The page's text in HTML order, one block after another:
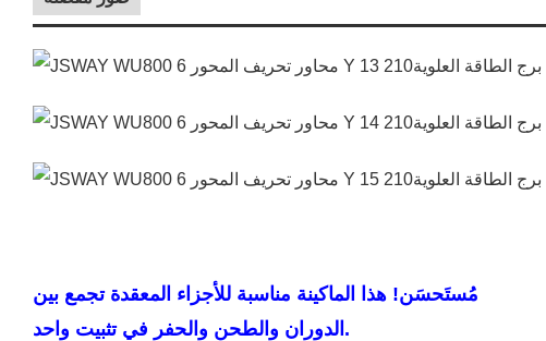
مُستَحسَن! هذا الماكينة مناسبة للأجزاء المعقدة تجمع بين
الدوران والطحن والحفر في تثبيت واحد.